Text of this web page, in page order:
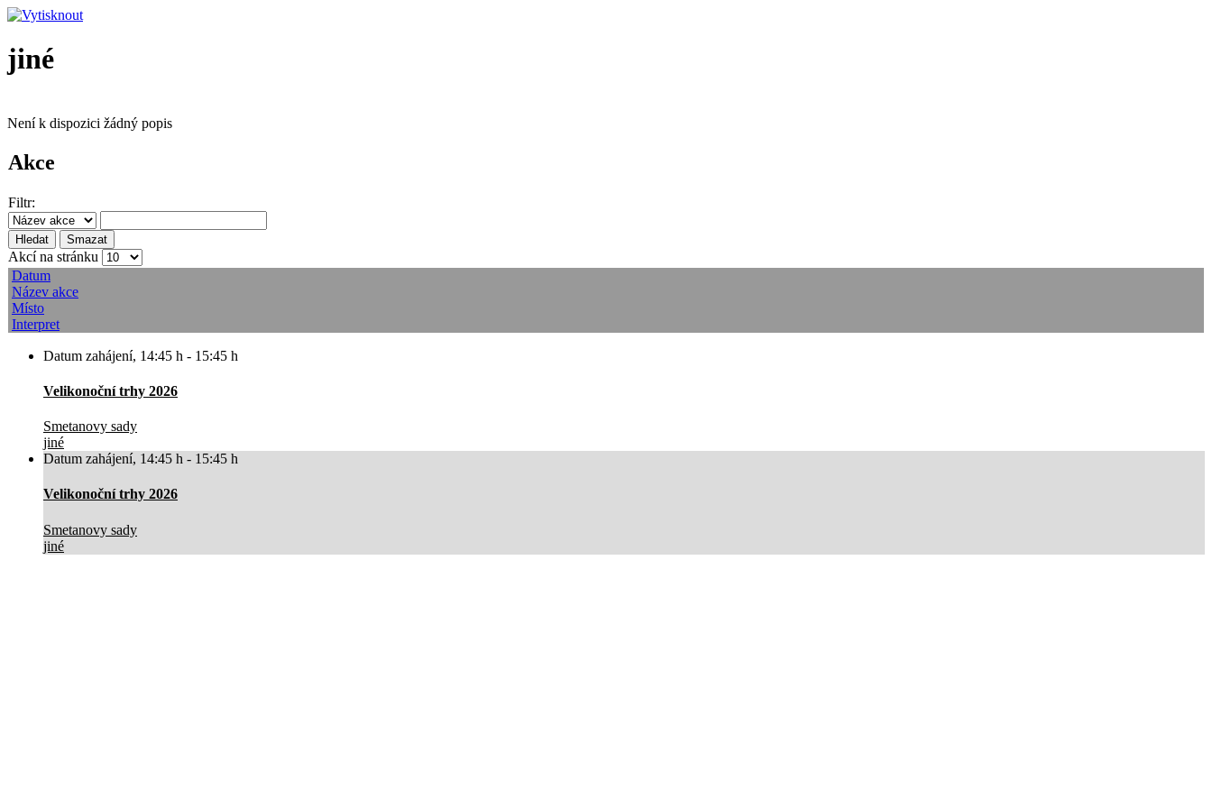
jiné
Není k dispozici žádný popis
Akce
Filtr:
Hledat Smazat
Akcí na stránku
Datum
Název akce
Místo
Interpret
Datum zahájení, 14:45 h - 15:45 h
Velikonoční trhy 2026
Smetanovy sady
jiné
Datum zahájení, 14:45 h - 15:45 h
Velikonoční trhy 2026
Smetanovy sady
jiné